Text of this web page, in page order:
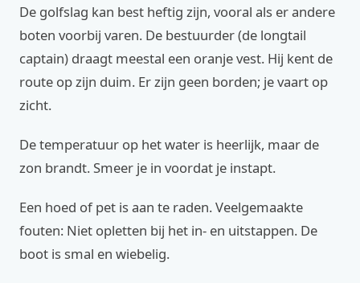
De golfslag kan best heftig zijn, vooral als er andere
boten voorbij varen. De bestuurder (de longtail
captain) draagt meestal een oranje vest. Hij kent de
route op zijn duim. Er zijn geen borden; je vaart op
zicht.
De temperatuur op het water is heerlijk, maar de
zon brandt. Smeer je in voordat je instapt.
Een hoed of pet is aan te raden. Veelgemaakte
fouten: Niet opletten bij het in- en uitstappen. De
boot is smal en wiebelig.